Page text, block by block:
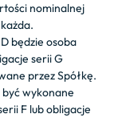
nominalnej
będzie osoba
serii G
przez Spółkę.
wykonane
F lub obligacje